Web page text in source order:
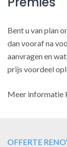
Bent u van plan
dan vooraf na
aanvragen en
prijs voordeel
Meer informatie
OFFERTE